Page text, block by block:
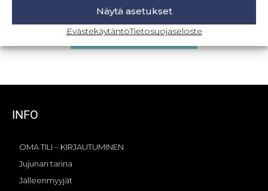
Näytä asetukset
EvästekäytäntöTietosuojaseloste
2,90€ – 3,50€ Sis. ALV
Valitse vaihtoehdoista
INFO
OMA TILI – KIRJAUTUMINEN
Jujunan tarina
Jälleenmyyjät